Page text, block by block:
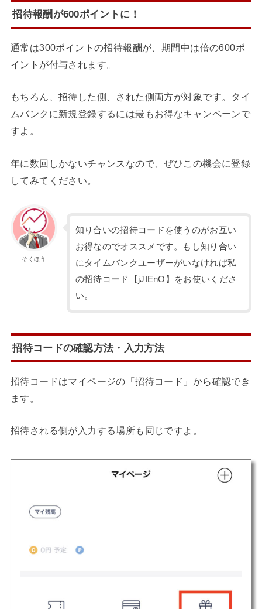
招待報酬が600ポイントに！
通常は300ポイントの招待報酬が、期間中は倍の600ポ
イントが付与されます。
もちろん、招待した側、された側両方が対象です。タイ
ムバンクに新規登録するには最もお得なキャンペーンで
すよ。
年に数回しかないチャンスなので、ぜひこの機会に登録
してみてください。
そくほう
知り合いの招待コードを使うのがお互い
お得なのでオススメです。もし知り合い
にタイムバンクユーザーがいなければ私
の招待コード【jJIEnO】をお使いくださ
い。
招待コードの確認方法・入力方法
招待コードはマイページの「招待コード」から確認でき
ます。
招待される側が入力する場所も同じですよ。